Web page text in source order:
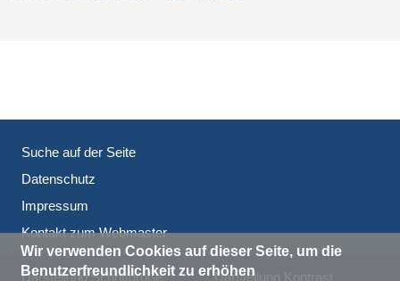
verfallen u...
(A 451) Diarium zur
Darstellung Schriftgröße Darstellung Kontrast
Suche auf der Seite
Datenschutz
Impressum
Kontakt zum Webmaster
Wir verwenden Cookies auf dieser Seite, um die
Benutzerfreundlichkeit zu erhöhen